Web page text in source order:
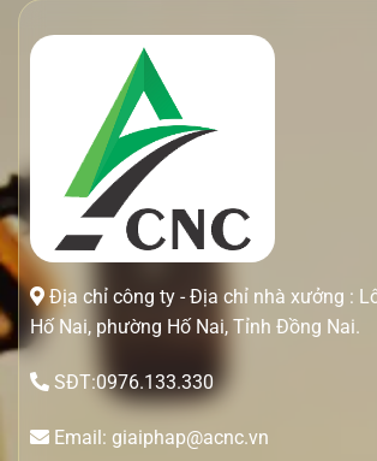
Địa chỉ công ty - Địa chỉ nhà xưởng :
Hố Nai, phường Hố Nai, Tỉnh Đồng Nai.
SĐT:0976.133.330
Email: giaiphap@acnc.vn